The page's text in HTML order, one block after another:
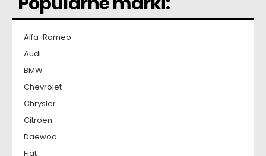
Alfa-Romeo
Audi
BMW
Chevrolet
Chrysler
Citroen
Daewoo
Fiat